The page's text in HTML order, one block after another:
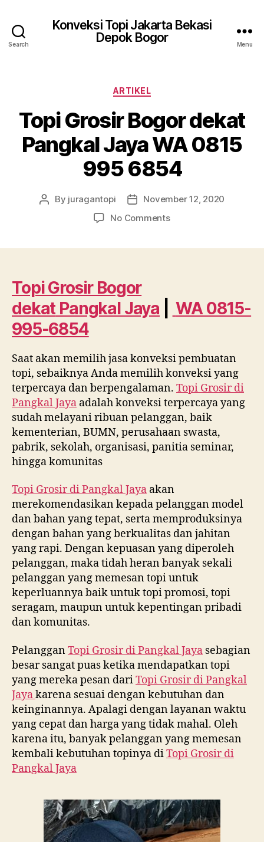
Search
Konveksi Topi Jakarta Bekasi
Depok Bogor
Menu
Categories
ARTIKEL
Topi Grosir Bogor dekat
Pangkal Jaya WA 0815
995 6854
Post
By juragantopi
PostNovember 12, 2020
No Commentson
WA
Topi Grosir Bogor
dekat Pangkal Jaya
WA 0815-
995-6854
Saat akan memilih jasa konveksi pembuatan
topi, sebaiknya Anda memilih konveksi yang
terpercaya dan berpengalaman. Topi Grosir di
Pangkal Jaya adalah konveksi terpercaya yang
sudah melayani ribuan pelanggan, baik
kementerian, BUMN, perusahaan swasta,
pabrik, sekolah, organisasi, panitia seminar,
hingga komunitas
Topi Grosir diPangkal Jaya akan
merekomendasikan kepada pelanggan model
dan bahan yang tepat, serta memproduksinya
dengan bahan yang berkualitas dan jahitan
yang rapi. Dengan kepuasan yang diperoleh
pelanggan, maka tidah heran banyak sekali
pelanggan yang memesan topi untuk
keperluannya baik untuk topi promosi, topi
seragam, maupun untuk kepentingan pribadi
dan komunitas.
PelangganTopi Grosir diPangkal Jaya sebagian
besar sangat puas ketika mendapatkan topi
yang mereka pesan dariTopi Grosir diPangkal
Jayakarena sesuai dengan kebutuhan dan
keinginannya. Apalagi dengan layanan waktu
yang cepat dan harga yang tidak mahal. Oleh
karena itu, banyak pelanggan yang memesan
kembali kebutuhan topinya diTopi Grosir di
Pangkal Jaya